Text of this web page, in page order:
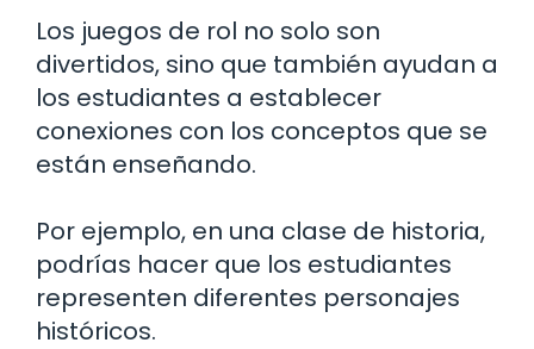
Los juegos de rol no solo son
divertidos, sino que también ayudan a
los estudiantes a establecer
conexiones con los conceptos que se
están enseñando.
Por ejemplo, en una clase de historia,
podrías hacer que los estudiantes
representen diferentes personajes
históricos.